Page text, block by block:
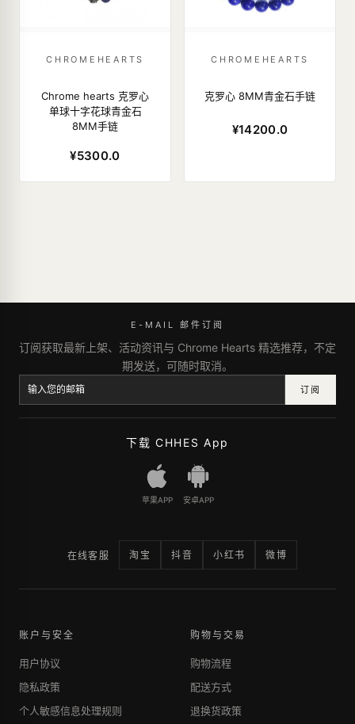
CHROMEHEARTS
Chrome hearts 克罗心
单球十字花球青金石
8MM手链
¥5300.0
CHROMEHEARTS
克罗心 8MM青金石手链
¥14200.0
E-MAIL 邮件订阅
订阅获取最新上架、活动资讯与 Chrome Hearts 精选推荐，不定
期发送，可随时取消。
订阅
下载 CHHES App
苹果APP 安卓APP
在线客服 淘宝 抖音 小红书 微博
账户与安全
用户协议
隐私政策
个人敏感信息处理规则
购物与交易
购物流程
配送方式
退换货政策